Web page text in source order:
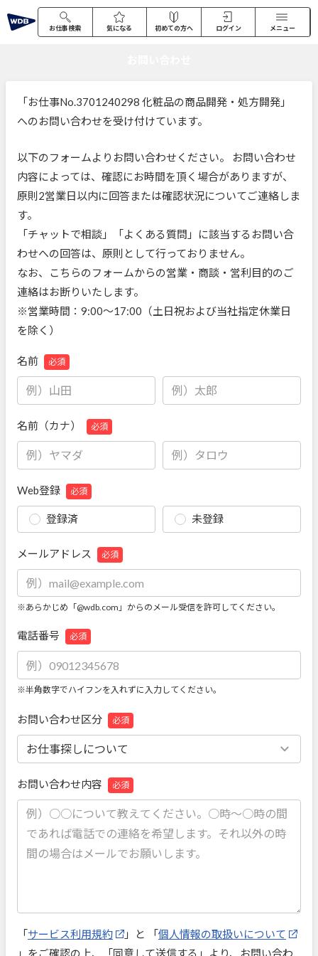
お仕事検索 気になる 初めての方へ ログイン メニュー
「お仕事No.3701240298 化粧品の商品開発・処方開発」
へのお問い合わせを受け付けています。
以下のフォームよりお問い合わせください。 お問い合わせ
内容によっては、確認にお時間を頂く場合がありますが、
原則2営業日以内に回答または確認状況についてご連絡しま
す。
「チャットで相談」「よくある質問」に該当するお問い合
わせへの回答は、原則として行っておりません。
なお、こちらのフォームからの営業・商談・営利目的のご
連絡はお断りいたします。
※営業時間：9:00～17:00（土日祝および当社指定休業日
を除く）
名前 必須
名前（カナ） 必須
Web登録 必須
登録済 未登録
メールアドレス 必須
※あらかじめ「@wdb.com」からのメール受信を許可してください。
電話番号 必須
※半角数字でハイフンを入れずに入力してください。
お問い合わせ区分 必須
お問い合わせ内容 必須
「サービス利用規約 」と 「個人情報の取扱いについて
」をご確認の上、「同意して送信する」より、お問い合わ